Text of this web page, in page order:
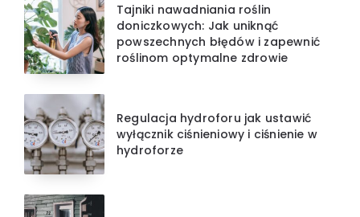
Tajniki nawadniania roślin
doniczkowych: Jak uniknąć
powszechnych błędów i zapewnić
roślinom optymalne zdrowie
Regulacja hydroforu jak ustawić
wyłącznik ciśnieniowy i ciśnienie w
hydroforze